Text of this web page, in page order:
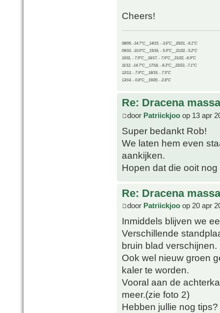
Cheers!
08/09, -14.7°C__14/15, - 3.6°C__20/21, -9.1°C
09/10, -10.0°C__15/16, - 5.9°C__21/22, -5.2°C
10/11, - 7.9°C__16/17, - 7.9°C__21/22, -6.9°C
11/12, -14.7°C__17/18, - 8.3°C__22/23, -7.1°C
12/13, - 7.9°C__18/19, - 7.5°C
13/14, - 0.8°C__19/20, - 2.8°C
Re: Dracena
door Patriickjoo op 13 apr
Super bedankt Rob!
We laten hem even
aankijken.
Hopen dat die ooit
Re: Dracena
door Patriickjoo op 20 apr
Inmiddels blijven we
Verschillende
bruin blad verschijnen.
Ook wel nieuw groen
kaler te worden.
Vooral aan de
meer.(zie foto 2)
Hebben jullie nog tips?